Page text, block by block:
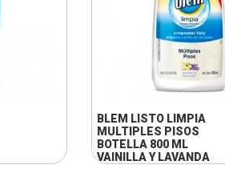
+ INFO
BLEM LISTO LIMPIA
MULTIPLES PISOS
BOTELLA 800 ML
VAINILLA Y LAVANDA